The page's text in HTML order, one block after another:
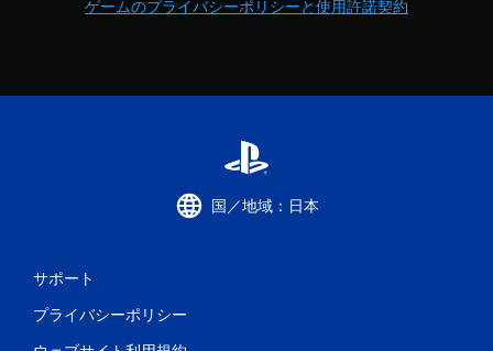
ゲームのプライバシーポリシーと使用許諾契約
国／地域：日本
サポート
プライバシーポリシー